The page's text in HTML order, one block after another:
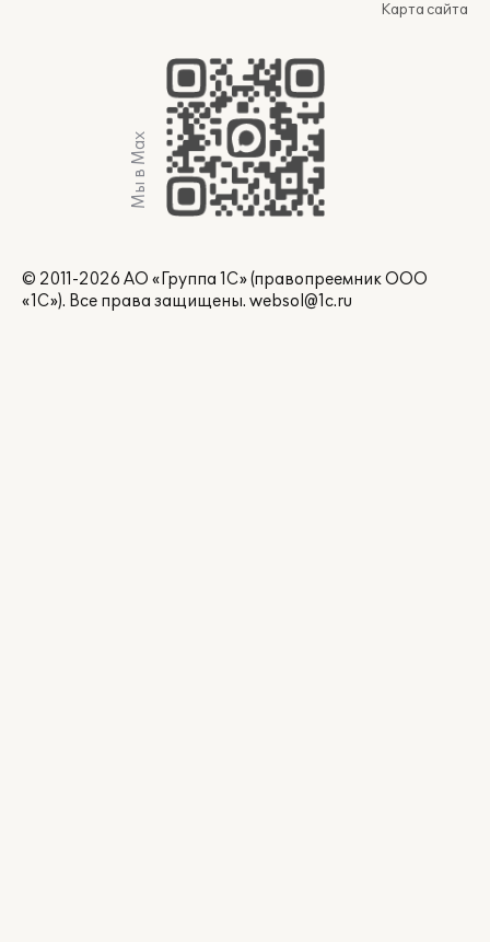
Карта сайта
Мы в Max
© 2011-2026 АО «Группа 1С» (правопреемник ООО
«1С»). Все права защищены. websol@1c.ru